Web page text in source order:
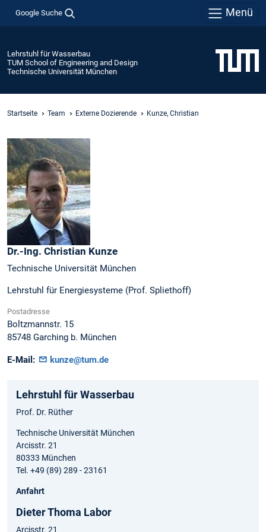
Google Suche Menü
Lehrstuhl für Wasserbau
TUM School of Engineering and Design
Technische Universität München
Startseite Team Externe Dozierende Kunze, Christian
Dr.-Ing. Christian Kunze
Technische Universität München
Lehrstuhl für Energiesysteme (Prof. Spliethoff)
Postadresse
Boltzmannstr. 15
85748 Garching b. München
E-Mail: kunze@tum.de
Lehrstuhl für Wasserbau
Prof. Dr. Rüther
Technische Universität München
Arcisstr. 21
80333 München
Tel. +49 (89) 289 - 23161
Anfahrt
Dieter Thoma Labor
Arcisstr. 21